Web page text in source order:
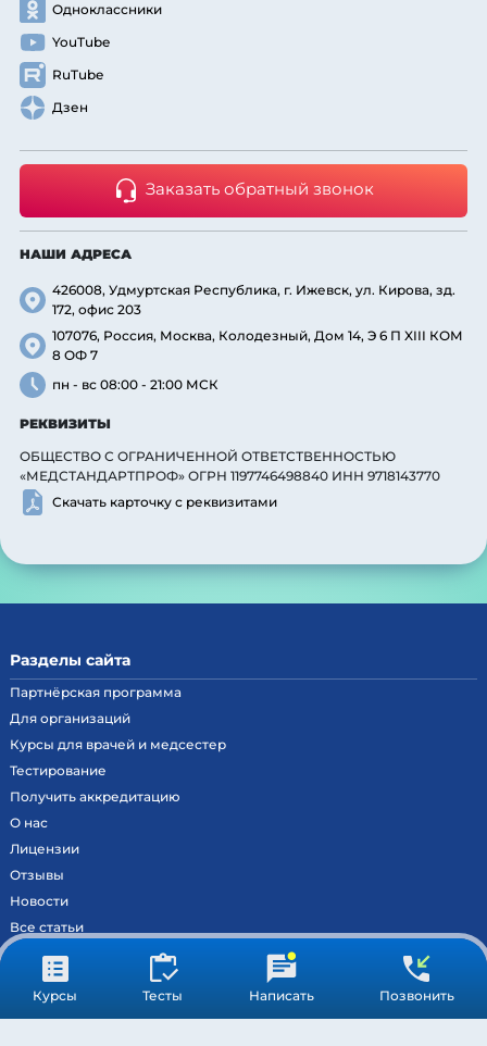
Курсы Тесты Написать Позвонить
Одноклассники
YouTube
RuTube
Дзен
Заказать обратный звонок
НАШИ АДРЕСА
426008, Удмуртская Республика, г. Ижевск, ул. Кирова, зд.
172, офис 203
107076, Россия, Москва, Колодезный, Дом 14, Э 6 П XIII КОМ
8 ОФ 7
пн - вс 08:00 - 21:00 МСК
РЕКВИЗИТЫ
ОБЩЕСТВО С ОГРАНИЧЕННОЙ ОТВЕТСТВЕННОСТЬЮ
«МЕДСТАНДАРТПРОФ» ОГРН 1197746498840 ИНН 9718143770
Скачать карточку с реквизитами
Разделы сайта
Партнёрская программа
Для организаций
Курсы для врачей и медсестер
Тестирование
Получить аккредитацию
О нас
Лицензии
Отзывы
Новости
Все статьи
Контакты
Вход на образовательный портал
Сведения